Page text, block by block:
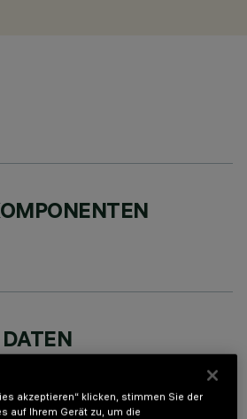
akzeptieren“ klicken, stimmen Sie der
auf Ihrem Gerät zu, um die